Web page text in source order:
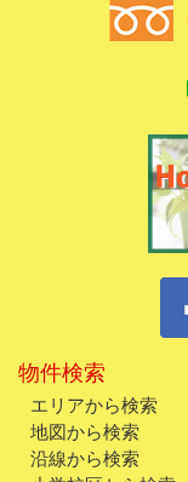
物件検索
エリアから検索
地図から検索
沿線から検索